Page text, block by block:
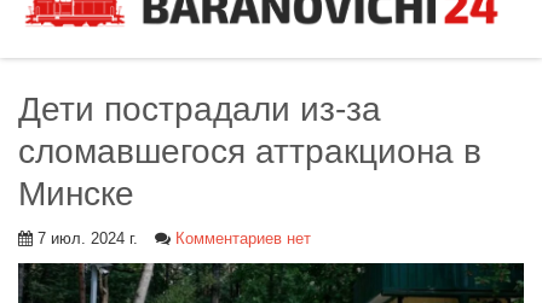
Дети пострадали из-за
сломавшегося аттракциона в
Минске
7 июл. 2024 г. Комментариев нет